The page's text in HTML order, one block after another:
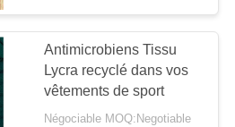
Repreve
Antimicrobiens Tissu
Lycra recyclé dans vos
vêtements de sport
Négociable MOQ:Negotiable